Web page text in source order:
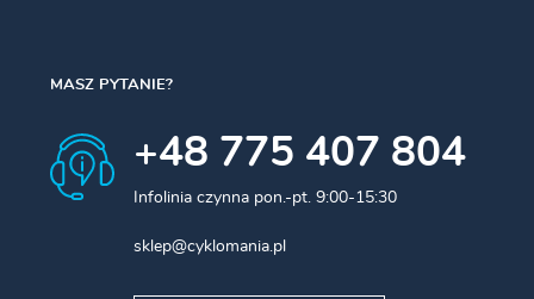
MASZ PYTANIE?
+48 775 407 804
Infolinia czynna pon.-pt. 9:00-15:30
sklep@cyklomania.pl